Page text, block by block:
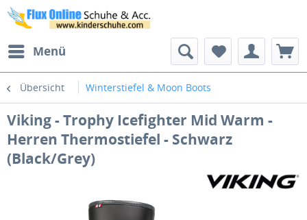
Menü
Übersicht Winterstiefel & Moon Boots
Viking - Trophy Icefighter Mid Warm -
Herren Thermostiefel - Schwarz
(Black/Grey)